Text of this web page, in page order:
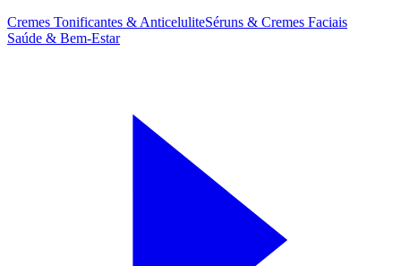
Cremes Tonificantes & AnticeluliteSéruns & Cremes Faciais
Saúde & Bem-Estar